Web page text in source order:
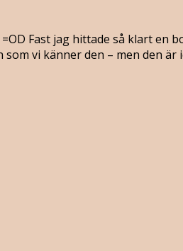
Fast jag hittade så klart en
vi känner den – men den är